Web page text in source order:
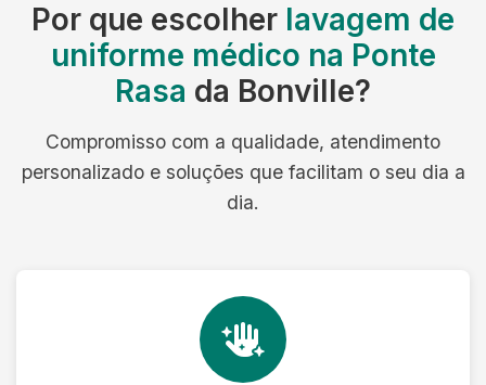
Por que escolher lavagem de
uniforme médico na Ponte
Rasa da Bonville?
Compromisso com a qualidade, atendimento
personalizado e soluções que facilitam o seu dia a
dia.